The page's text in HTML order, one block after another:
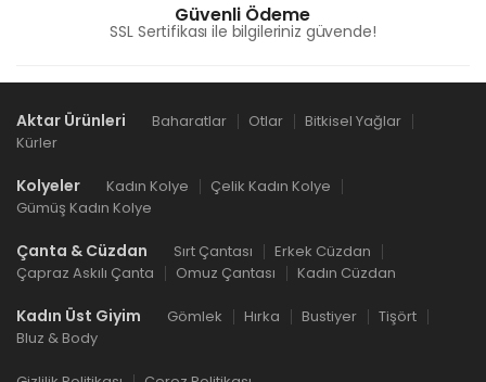
Güvenli Ödeme
SSL Sertifikası ile bilgileriniz güvende!
Aktar Ürünleri Baharatlar Otlar
Bitkisel Yağlar
Kürler
Kolyeler Kadın Kolye
Çelik Kadın Kolye
Gümüş Kadın Kolye
Çanta & Cüzdan Sırt Çantası
Erkek Cüzdan
Çapraz Askılı Çanta
Omuz Çantası Kadın Cüzdan
Kadın Üst Giyim Gömlek Hırka Bustiyer
Tişört
Bluz & Body